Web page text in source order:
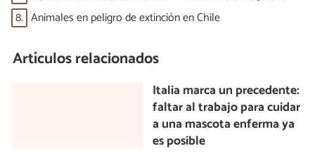
8. Animales en peligro de extinción en Chile
Artículos relacionados
Italia marca un precedente:
faltar al trabajo para cuidar
a una mascota enferma ya
es posible